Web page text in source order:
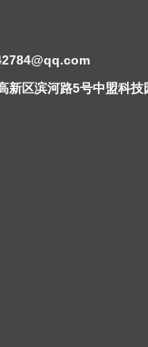
新区滨河路5号中盟科技